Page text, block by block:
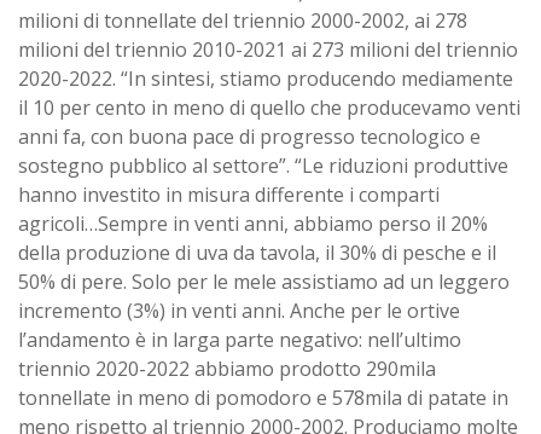
milioni di tonnellate del triennio 2000-2002, ai 278
milioni del triennio 2010-2021 ai 273 milioni del triennio
2020-2022. “In sintesi, stiamo producendo mediamente
il 10 per cento in meno di quello che producevamo venti
anni fa, con buona pace di progresso tecnologico e
sostegno pubblico al settore”. “Le riduzioni produttive
hanno investito in misura differente i comparti
agricoli…Sempre in venti anni, abbiamo perso il 20%
della produzione di uva da tavola, il 30% di pesche e il
50% di pere. Solo per le mele assistiamo ad un leggero
incremento (3%) in venti anni. Anche per le ortive
l’andamento è in larga parte negativo: nell’ultimo
triennio 2020-2022 abbiamo prodotto 290mila
tonnellate in meno di pomodoro e 578mila di patate in
meno rispetto al triennio 2000-2002. Produciamo molte